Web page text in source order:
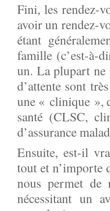
Fini, les rendez-
avoir un rendez-
étant
famille (c’est-à-
un. La plupart ne
d’attente sont
une « clinique »,
santé (CLSC,
d’assurance
Ensuite, est-il
tout et n’importe
nous permet de
nécessitant un